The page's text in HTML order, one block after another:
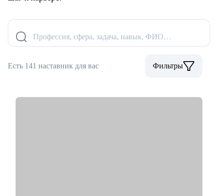
Профессия, сфера, задача, навык, ФИО…
Есть 141 наставник для вас Фильтры